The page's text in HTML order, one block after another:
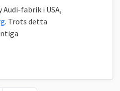
fabrik i USA,
. Trots detta